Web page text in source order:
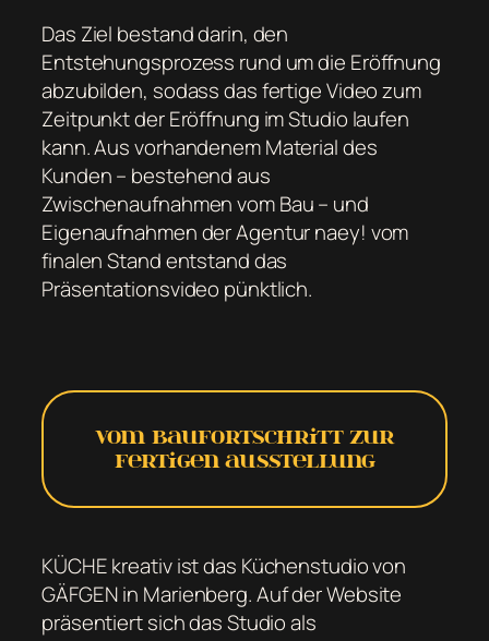
Das Ziel bestand darin, den
Entstehungsprozess rund um die Eröffnung
abzubilden, sodass das fertige Video zum
Zeitpunkt der Eröffnung im Studio laufen
kann. Aus vorhandenem Material des
Kunden – bestehend aus
Zwischenaufnahmen vom Bau – und
Eigenaufnahmen der Agentur naey! vom
finalen Stand entstand das
Präsentationsvideo pünktlich.
Vom Baufortschritt zur
fertigen Ausstellung
KÜCHE kreativ ist das Küchenstudio von
GÄFGEN in Marienberg. Auf der Website
präsentiert sich das Studio als